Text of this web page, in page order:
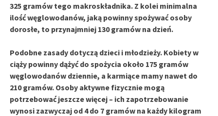
325 gramów tego makroskładnika. Z kolei minimalna
ilość węglowodanów, jaką powinny spożywać osoby
dorosłe, to przynajmniej 130 gramów na dzień.
Podobne zasady dotyczą dzieci i młodzieży. Kobiety w
ciąży powinny dążyć do spożycia około 175 gramów
węglowodanów dziennie, a karmiące mamy nawet do
210 gramów. Osoby aktywne fizycznie mogą
potrzebować jeszcze więcej – ich zapotrzebowanie
wynosi zazwyczaj od 4do 7 gramów na każdy kilogram